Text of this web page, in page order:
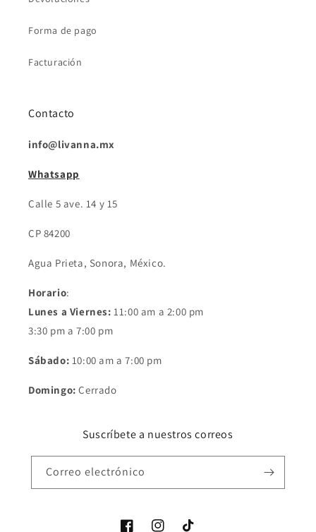
Forma de pago
Facturación
Contacto
info@livanna.mx
Whatsapp
Calle 5 ave. 14 y 15
CP 84200
Agua Prieta, Sonora, México.
Horario:
Lunes a Viernes: 11:00 am a 2:00 pm
3:30 pm a 7:00 pm
Sábado: 10:00 am a 7:00 pm
Domingo: Cerrado
Suscríbete a nuestros correos
Correo electrónico